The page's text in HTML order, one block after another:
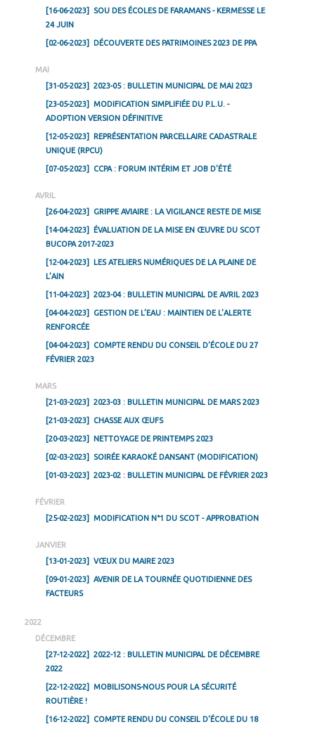
[16-06-2023]
SOU DES ÉCOLES DE FARAMANS - KERMESSE LE
24 JUIN
[02-06-2023] DÉCOUVERTE DES PATRIMOINES 2023 DE PPA
MAI
[31-05-2023]
2023-05 : BULLETIN MUNICIPAL DE MAI 2023
[23-05-2023]
MODIFICATION SIMPLIFIÉE DU P.L.U. -
ADOPTION VERSION DÉFINITIVE
[12-05-2023]
REPRÉSENTATION PARCELLAIRE CADASTRALE
UNIQUE (RPCU)
[07-05-2023] CCPA : FORUM INTÉRIM ET JOB D’ÉTÉ
AVRIL
[26-04-2023]
GRIPPE AVIAIRE : LA VIGILANCE RESTE DE MISE
[14-04-2023]
ÉVALUATION DE LA MISE EN ŒUVRE DU SCOT
BUCOPA 2017-2023
[12-04-2023]
LES ATELIERS NUMÉRIQUES DE LA PLAINE DE
L’AIN
[11-04-2023] 2023-04 : BULLETIN MUNICIPAL DE AVRIL 2023
[04-04-2023]
GESTION DE L’EAU : MAINTIEN DE L’ALERTE
RENFORCÉE
[04-04-2023]
COMPTE RENDU DU CONSEIL D’ÉCOLE DU 27
FÉVRIER 2023
MARS
[21-03-2023]
2023-03 : BULLETIN MUNICIPAL DE MARS 2023
[21-03-2023] CHASSE AUX ŒUFS
[20-03-2023] NETTOYAGE DE PRINTEMPS 2023
[02-03-2023] SOIRÉE KARAOKÉ DANSANT (MODIFICATION)
[01-03-2023] 2023-02 : BULLETIN MUNICIPAL DE FÉVRIER 2023
FÉVRIER
[25-02-2023]
MODIFICATION N°1 DU SCOT - APPROBATION
JANVIER
[13-01-2023]
VŒUX DU MAIRE 2023
[09-01-2023]
AVENIR DE LA TOURNÉE QUOTIDIENNE DES
FACTEURS
2022
DÉCEMBRE
[27-12-2022]
2022-12 : BULLETIN MUNICIPAL DE DÉCEMBRE
2022
[22-12-2022]
MOBILISONS-NOUS POUR LA SÉCURITÉ
ROUTIÈRE !
[16-12-2022] COMPTE RENDU DU CONSEIL D’ÉCOLE DU 18